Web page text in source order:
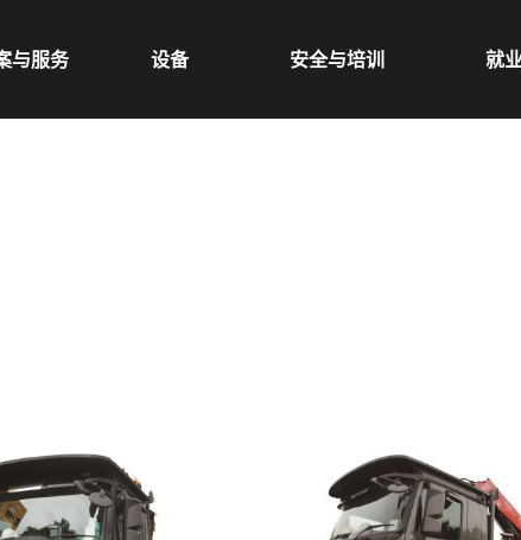
与服务 设备 安全与培训 就